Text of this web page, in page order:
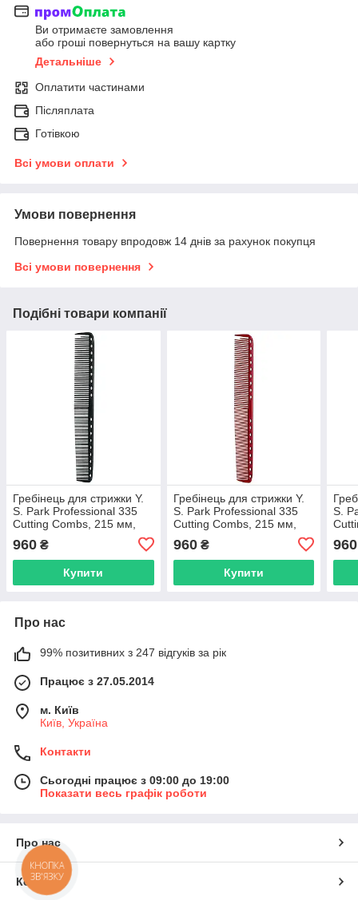
Ви отримаєте замовлення
або гроші повернуться на вашу картку
Детальніше
Оплатити частинами
Післяплата
Готівкою
Всі умови оплати
Умови повернення
Повернення товару впродовж 14 днів за рахунок покупця
Всі умови повернення
Подібні товари компанії
Гребінець для стрижки Y.
S. Park Professional 335
Cutting Combs, 215 мм,
Black)
960 ₴
Купити
Гребінець для стрижки Y.
S. Park Professional 335
Cutting Combs, 215 мм,
960₴
Купити
S.
960
Про нас
99% позитивних з 247 відгуків за рік
Працює з 27.05.2014
м. Київ
Київ, Україна
Контакти
Сьогодні працює з 09:00 до 19:00
Показати весь графік роботи
Про нас
Контакти
КНОПКА
ЗВ'ЯЗКУ